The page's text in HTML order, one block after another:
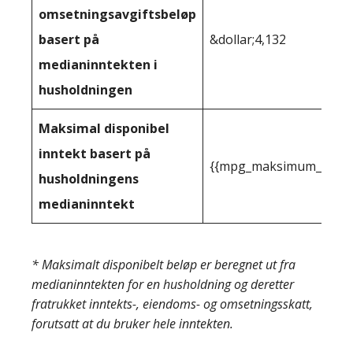
omsetningsavgiftsbeløp
basert på
medianinntekten i
husholdningen
&dollar;4,132
Maksimal disponibel
inntekt basert på
husholdningens
medianinntekt
* Maksimalt disponibelt beløp er beregnet ut fra
medianinntekten for en husholdning og deretter
fratrukket inntekts-, eiendoms- og omsetningsskatt,
forutsatt at du bruker hele inntekten.